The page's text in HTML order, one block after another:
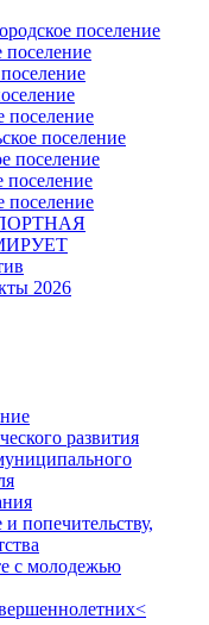
поселение
поселение
поселение
поселение
поселение
поселение
поселение
2026
развития
попечительству,
с молодежью